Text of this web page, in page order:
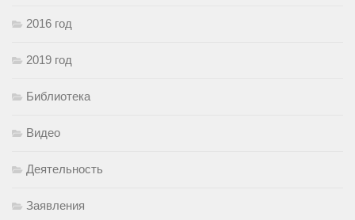
2016 год
2019 год
Библиотека
Видео
Деятельность
Заявления